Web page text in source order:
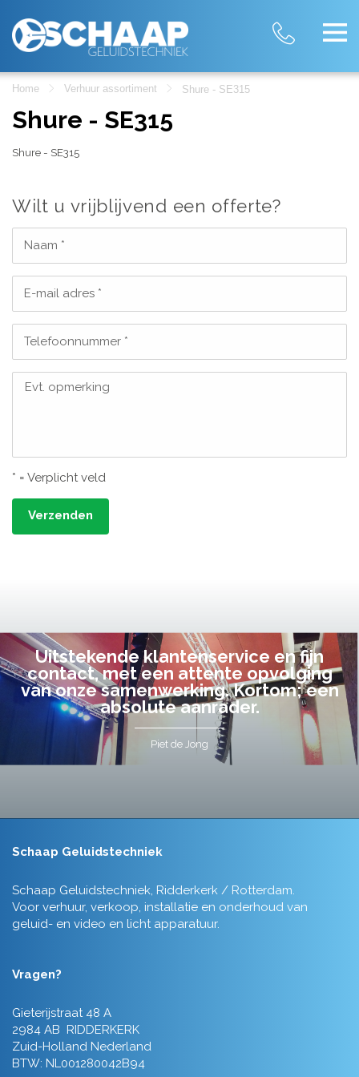
Home Verhuur assortiment Shure - SE315
Shure - SE315
Shure - SE315
Wilt u vrijblijvend een offerte?
Naam *
E-mail adres *
Telefoonnummer *
Evt. opmerking
* = Verplicht veld
Verzenden
Uitstekende klantenservice en fijn
contact, met een attente opvolging
van onze samenwerking. Kortom; een
absolute aanrader.
Piet de Jong
Schaap Geluidstechniek
Schaap Geluidstechniek, Ridderkerk / Rotterdam.
Voor verhuur, verkoop, installatie en onderhoud van
geluid- en video en licht apparatuur.
Vragen?
Gieterijstraat 48 A
2984 AB RIDDERKERK
Zuid-Holland Nederland
BTW: NL001280042B94